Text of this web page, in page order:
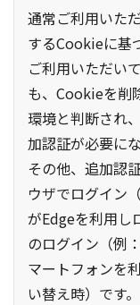
通常ご利用いた
するCookieに基
ご利用いただい
も、Cookieを削
環境と判断され
加認証が必要に
その他、追加認
ウザでログイン
がEdgeを利用し
のログイン（例
マートフォンを
い替え時）です。